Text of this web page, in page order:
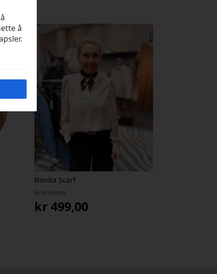
Bonita Scarf
Ane Mone
kr 499,00
å